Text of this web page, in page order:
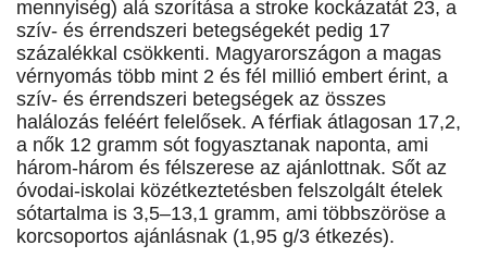
mennyiség) alá szorítása a stroke kockázatát 23, a
szív- és érrendszeri betegségekét pedig 17
százalékkal csökkenti. Magyarországon a magas
vérnyomás több mint 2 és fél millió embert érint, a
szív- és érrendszeri betegségek az összes
halálozás feléért felelősek. A férfiak átlagosan 17,2,
a nők 12 gramm sót fogyasztanak naponta, ami
három-három és félszerese az ajánlottnak. Sőt az
óvodai-iskolai közétkeztetésben felszolgált ételek
sótartalma is 3,5–13,1 gramm, ami többszöröse a
korcsoportos ajánlásnak (1,95 g/3 étkezés).